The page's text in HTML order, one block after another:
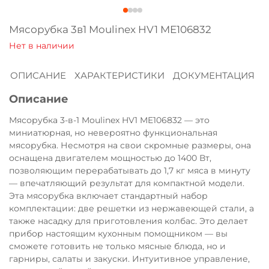
Мясорубка 3в1 Moulinex HV1 ME106832
ОПИСАНИЕ ХАРАКТЕРИСТИКИ ДОКУМЕНТАЦИЯ
Описание
Мясорубка 3-в-1 Moulinex HV1 ME106832 — это
миниатюрная, но невероятно функциональная
мясорубка. Несмотря на свои скромные размеры, она
оснащена двигателем мощностью до 1400 Вт,
позволяющим перерабатывать до 1,7 кг мяса в минуту
— впечатляющий результат для компактной модели.
Эта мясорубка включает стандартный набор
комплектации: две решетки из нержавеющей стали, а
также насадку для приготовления колбас. Это делает
прибор настоящим кухонным помощником — вы
сможете готовить не только мясные блюда, но и
гарниры, салаты и закуски. Интуитивное управление,
Оплачивайте сегодня только25% картой
любого банка
Получайте товар
Оставшиеся75% будут
списываться с вашей карты
по25%каждые 2 недели
Подробнее
об оплате Плайтом